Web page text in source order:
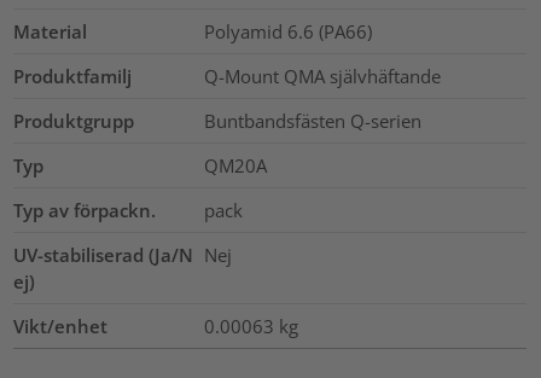
Material
Polyamid 6.6 (PA66)
Produktfamilj
Q-Mount QMA självhäftande
Produktgrupp
Buntbandsfästen Q-serien
Typ
QM20A
Typ av förpackn.
pack
UV-stabiliserad (Ja/N
ej)
Nej
Vikt/enhet 0.00063 kg